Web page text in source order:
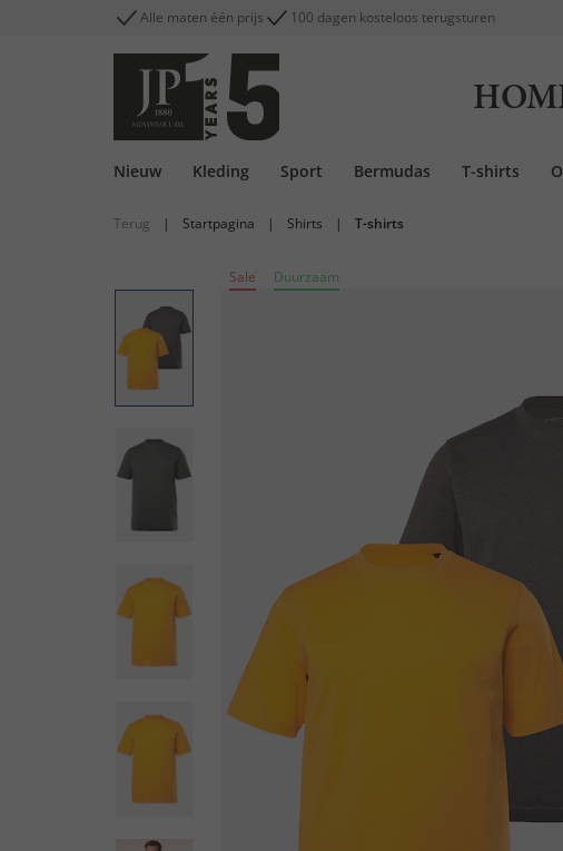
Alle maten één prijs 100 dagen kosteloos terugsturen
Nieuw Kleding Sport Bermudas T-shirts
Terug | Startpagina | Shirts | T-shirts
Sale Duurzaam